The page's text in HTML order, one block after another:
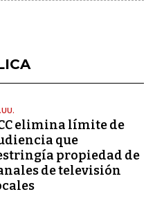
elimina límite de
que
propiedad de
de televisión